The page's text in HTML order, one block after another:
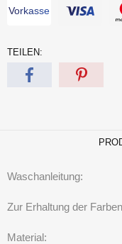
Vorkasse
TEILEN:
Waschanleitung:
Zur Erhaltung der
Material: